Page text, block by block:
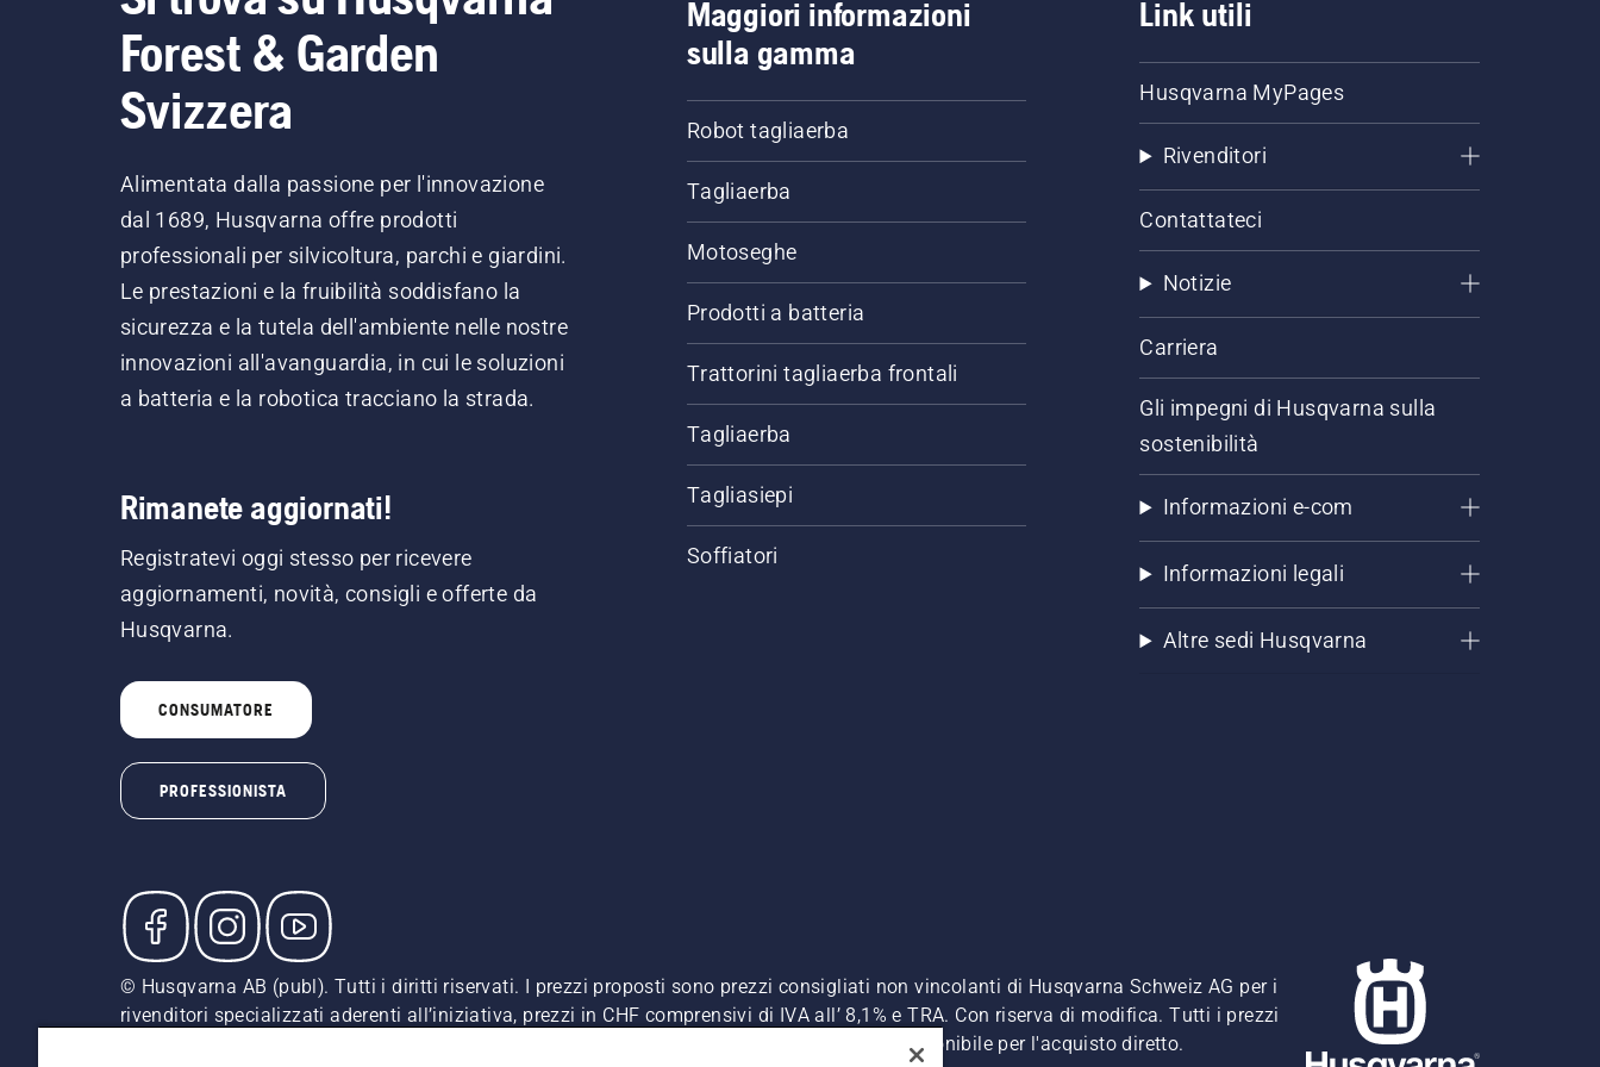
Forest & Garden
Svizzera
Alimentata dalla passione per l'innovazione
dal 1689, Husqvarna offre prodotti
professionali per silvicoltura, parchi e giardini.
Le prestazioni e la fruibilità soddisfano la
sicurezza e la tutela dell'ambiente nelle nostre
innovazioni all'avanguardia, in cui le soluzioni
a batteria e la robotica tracciano la strada.
Rimanete aggiornati!
Registratevi oggi stesso per ricevere
aggiornamenti, novità, consigli e offerte da
Husqvarna.
CONSUMATORE
PROFESSIONISTA
Maggiori informazioni
sulla gamma
Robot tagliaerba
Tagliaerba
Motoseghe
Prodotti a batteria
Trattorini tagliaerba frontali
Tagliaerba
Tagliasiepi
Soffiatori
Link utili
Husqvarna MyPages
Rivenditori
Contattateci
Notizie
Carriera
Gli impegni di Husqvarna sulla
sostenibilità
Informazioni e-com
Informazioni legali
Altre sedi Husqvarna
© Husqvarna AB (publ). Tutti i diritti riservati. I prezzi proposti sono prezzi consigliati non vincolanti di Husqvarna Schweiz AG per i
rivenditori specializzati aderenti all’iniziativa, prezzi in CHF comprensivi di IVA all’ 8,1% e TRA. Con riserva di modifica. Tutti i prezzi
indicati sono prezzi al dettaglio consigliati (IVA inclusa), a meno che il prodotto non sia disponibile per l'acquisto diretto.